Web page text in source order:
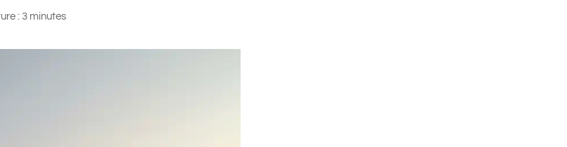
: 3 minutes